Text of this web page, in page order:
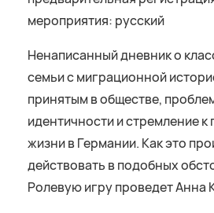
мероприятия: русский
Ненаписанный дневник о
семьи с миграционной
принятым в обществе,
идентичности и стремление
жизни в Германии. Как это
действовать в подобных
Ролевую игру проведет Анна